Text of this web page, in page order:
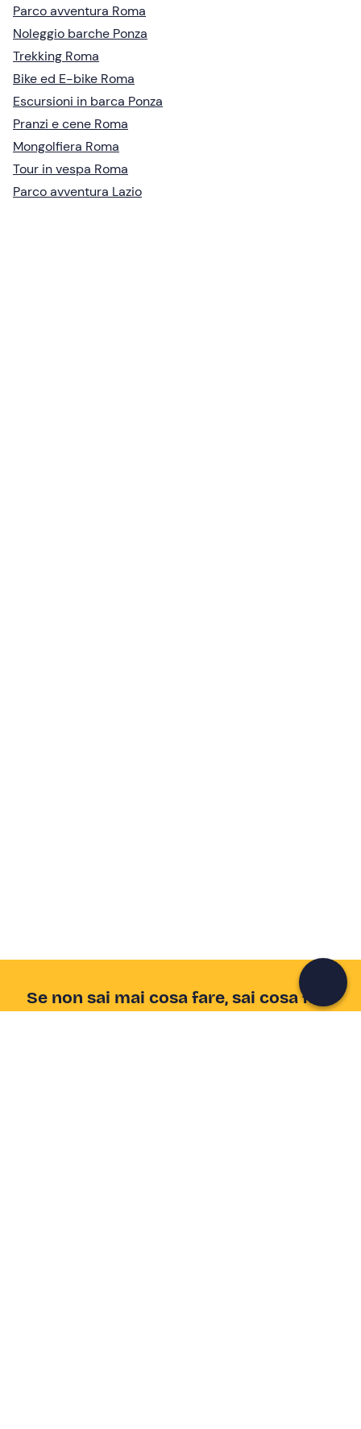
Parco avventura Roma
Noleggio barche Ponza
Trekking Roma
Bike ed E-bike Roma
Escursioni in barca Ponza
Pranzi e cene Roma
Mongolfiera Roma
Tour in vespa Roma
Parco avventura Lazio
Se non sai mai cosa fare, sai cosa fare